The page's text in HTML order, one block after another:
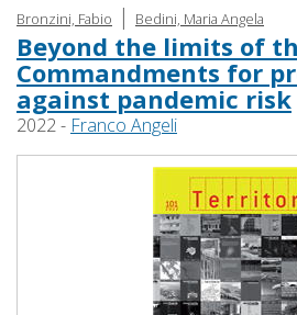
Bronzini, Fabio | Bedini, Maria Angela
Beyond the limits of
Commandments for
against pandemic risk
2022 - Franco Angeli